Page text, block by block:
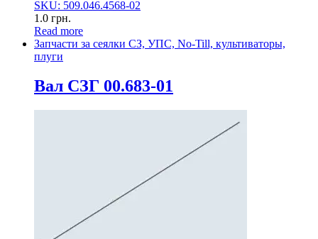
SKU: 509.046.4568-02
1.0 грн.
Read more
Запчасти за сеялки СЗ, УПС, No-Till, культиваторы,
плуги
Вал СЗГ 00.683-01